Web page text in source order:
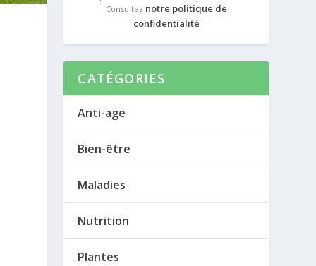
Consultez notre politique de
confidentialité
CATÉGORIES
Anti-age
Bien-être
Maladies
Nutrition
Plantes